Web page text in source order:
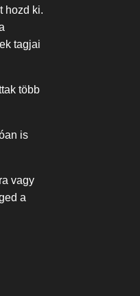
hozd ki.
tagjai
több
is
vagy
a